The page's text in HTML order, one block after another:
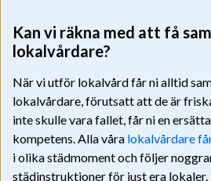
Kan vi räkna med att få
lokalvårdare?
När vi utför lokalvård får ni alltid
lokalvårdare, förutsatt att de är
inte skulle vara fallet, får ni en
kompetens. Alla våra lokalvårdare
i olika städmoment och följer
städinstruktioner för just era lokaler.